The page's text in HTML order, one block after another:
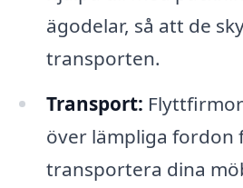
ägodelar, så att de
transporten.
Transport:
över lämpliga fordon
transportera dina